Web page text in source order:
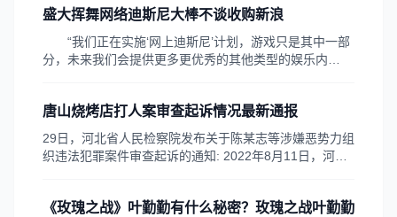
日21时许阿某某经抢救治疗无效死亡。
盛大挥舞网络迪斯尼大棒不谈收购新浪
“我们正在实施‘网上迪斯尼’计划，游戏只是其中一部
分，未来我们会提供更多更优秀的其他类型的娱乐内
票的问题闪烁其词。虽然没就收购新浪股票事件发表针对
性言论，但他闪烁其词地表示“盛大正在向‘网上迪斯...
唐山烧烤店打人案审查起诉情况最新通报
29日，河北省人民检察院发布关于陈某志等涉嫌恶势力组
织违法犯罪案件审查起诉的通知: 2022年8月11日，河北
诉。近日，廊坊市广阳区人民检察院依法向廊坊市广阳区
《玫瑰之战》叶勤勤有什么秘密？玫瑰之战叶勤勤